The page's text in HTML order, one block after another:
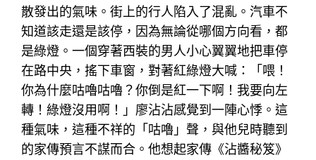
散發出的氣味。街上的行人陷入了混亂。汽車不
知道該走還是該停，因為無論從哪個方向看，都
是綠燈。一個穿著西裝的男人小心翼翼地把車停
在路中央，搖下車窗，對著紅綠燈大喊：「喂！
你為什麼咕嚕咕嚕？你倒是紅一下啊！我要向左
轉！綠燈沒用啊！」廖沾沾感覺到一陣心悸。這
種氣味，這種不祥的「咕嚕」聲，與他兒時聽到
的家傳預言不謀而合。他想起家傳《沾醬秘笈》